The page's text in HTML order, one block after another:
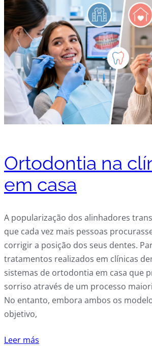
Ortodontia na
em casa
A popularização dos alinhadores
que cada vez mais pessoas
corrigir a posição dos seus dentes.
tratamentos realizados em clínicas
sistemas de ortodontia em casa que
sorriso através de um processo
No entanto, embora ambos os
objetivo,
Leer más